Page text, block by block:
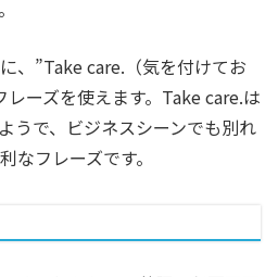
、”Take care.（気を付けてお
ーズを使えます。Take care.は
うで、ビジネスシーンでも別れ
なフレーズです。